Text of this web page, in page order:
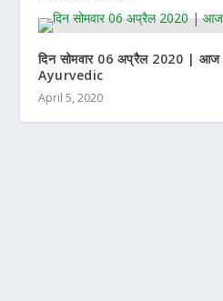
दिन सोमवार 06 अप्रैल 2020 | आज
Ayurvedic
April 5, 2020